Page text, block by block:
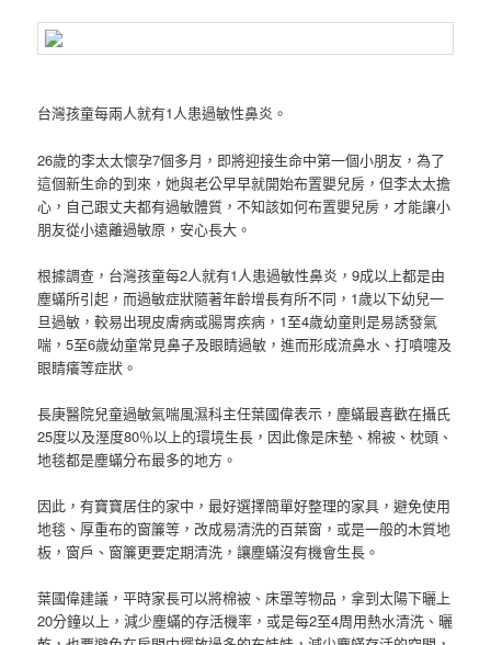
台灣孩童每兩人就有1人患過敏性鼻炎。
26歲的李太太懷孕7個多月，即將迎接生命中第一個小朋友，為了
這個新生命的到來，她與老公早早就開始布置嬰兒房，但李太太擔
心，自己跟丈夫都有過敏體質，不知該如何布置嬰兒房，才能讓小
朋友從小遠離過敏原，安心長大。
根據調查，台灣孩童每2人就有1人患過敏性鼻炎，9成以上都是由
塵蟎所引起，而過敏症狀隨著年齡增長有所不同，1歲以下幼兒一
旦過敏，較易出現皮膚病或腸胃疾病，1至4歲幼童則是易誘發氣
喘，5至6歲幼童常見鼻子及眼睛過敏，進而形成流鼻水、打噴嚏及
眼睛癢等症狀。
長庚醫院兒童過敏氣喘風濕科主任葉國偉表示，塵蟎最喜歡在攝氏
25度以及溼度80％以上的環境生長，因此像是床墊、棉被、枕頭、
地毯都是塵蟎分布最多的地方。
因此，有寶寶居住的家中，最好選擇簡單好整理的家具，避免使用
地毯、厚重布的窗簾等，改成易清洗的百葉窗，或是一般的木質地
板，窗戶、窗簾更要定期清洗，讓塵蟎沒有機會生長。
葉國偉建議，平時家長可以將棉被、床罩等物品，拿到太陽下曬上
20分鐘以上，減少塵蟎的存活機率，或是每2至4周用熱水清洗、曬